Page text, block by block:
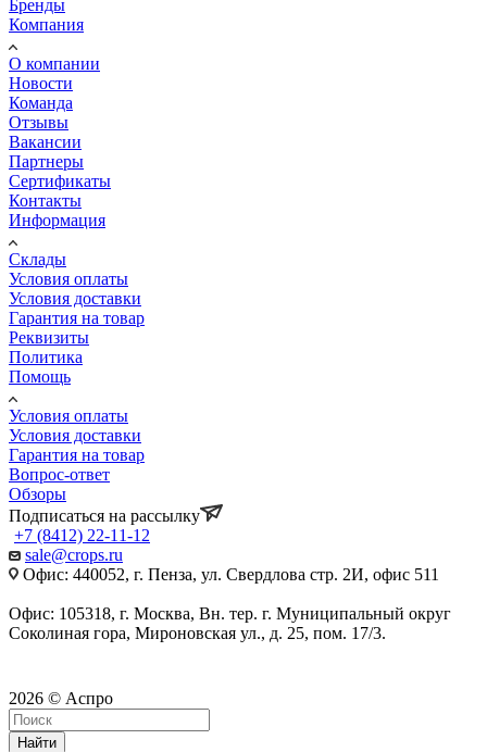
Бренды
Компания
О компании
Новости
Команда
Отзывы
Вакансии
Партнеры
Сертификаты
Контакты
Информация
Склады
Условия оплаты
Условия доставки
Гарантия на товар
Реквизиты
Политика
Помощь
Условия оплаты
Условия доставки
Гарантия на товар
Вопрос-ответ
Обзоры
Подписаться на рассылку
+7 (8412) 22-11-12
sale@crops.ru
Офис: 440052, г. Пенза, ул. Свердлова стр. 2И, офис 511
Офис: 105318, г. Москва, Вн. тер. г. Муниципальный округ
Соколиная гора, Мироновская ул., д. 25, пом. 17/3.
2026 © Аспро
Найти